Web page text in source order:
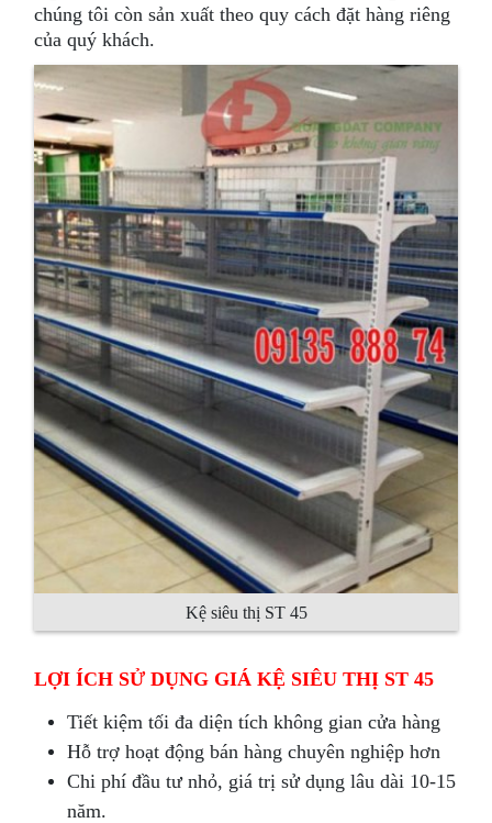
chúng tôi còn sản xuất theo quy cách đặt hàng riêng
của quý khách.
Kệ siêu thị ST 45
LỢI ÍCH SỬ DỤNG GIÁ KỆ SIÊU THỊ ST 45
Tiết kiệm tối đa diện tích không gian cửa hàng
Hỗ trợ hoạt động bán hàng chuyên nghiệp hơn
Chi phí đầu tư nhỏ, giá trị sử dụng lâu dài 10-15
năm.